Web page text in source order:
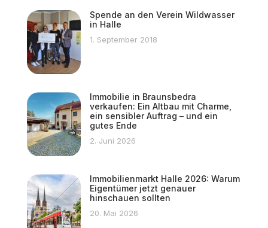
Spende an den Verein Wildwasser
in Halle
1. September 2018
Immobilie in Braunsbedra
verkaufen: Ein Altbau mit Charme,
ein sensibler Auftrag – und ein
gutes Ende
2. Juni 2026
Immobilienmarkt Halle 2026: Warum
Eigentümer jetzt genauer
hinschauen sollten
20. Mai 2026